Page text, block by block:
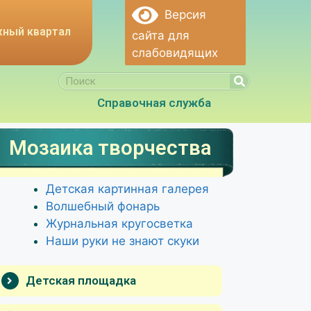
квартал
Версия
сайта для
слабовидящих
Справочная служба
творчества
Мозаика творчества
Детская картинная галерея
Волшебный фонарь
Журнальная кругосветка
Наши руки не знают скуки
Детская площадка
Мамочкина школа